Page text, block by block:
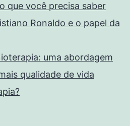
que você precisa saber
Ronaldo e o papel da
uma abordagem
qualidade de vida